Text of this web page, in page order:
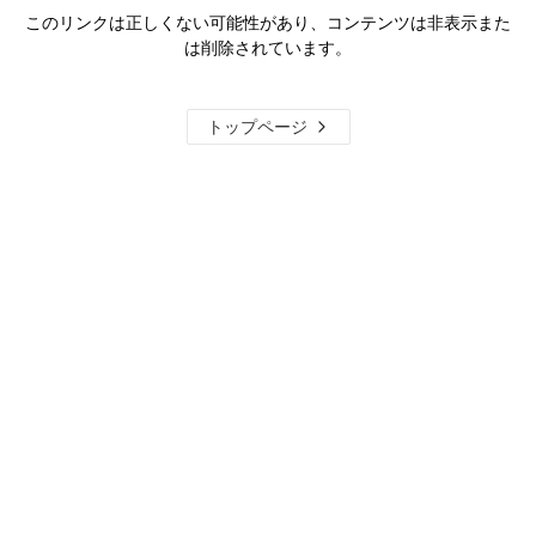
このリンクは正しくない可能性があり、コンテンツは非表示また
は削除されています。
トップページ